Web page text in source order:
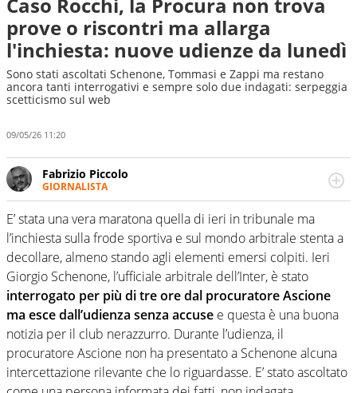
prove o riscontri ma allarga
l'inchiesta: nuove udienze da lunedì
Sono stati ascoltati Schenone, Tommasi e Zappi ma restano
ancora tanti interrogativi e sempre solo due indagati: serpeggia
scetticismo sul web
09/05/26 11:20
Fabrizio Piccolo
GIORNALISTA
Nella sua carriera ha seguito numerose manifestazioni
sportive e collaborato con agenzie e testate. Esperienza,
competenza, conoscenza e memoria storica. Si occupa
prevalentemente di calcio
E’ stata una vera maratona quella di ieri in tribunale ma
l’inchiesta sulla frode sportiva e sul mondo arbitrale stenta a
decollare, almeno stando agli elementi emersi colpiti. Ieri
Giorgio Schenone, l’ufficiale arbitrale dell’Inter, è stato
interrogato per più di tre ore dal procuratore Ascione
ma esce dall’udienza senza accuse e questa è una buona
notizia per il club nerazzurro. Durante l’udienza, il
procuratore Ascione non ha presentato a Schenone alcuna
intercettazione rilevante che lo riguardasse. E’ stato ascoltato